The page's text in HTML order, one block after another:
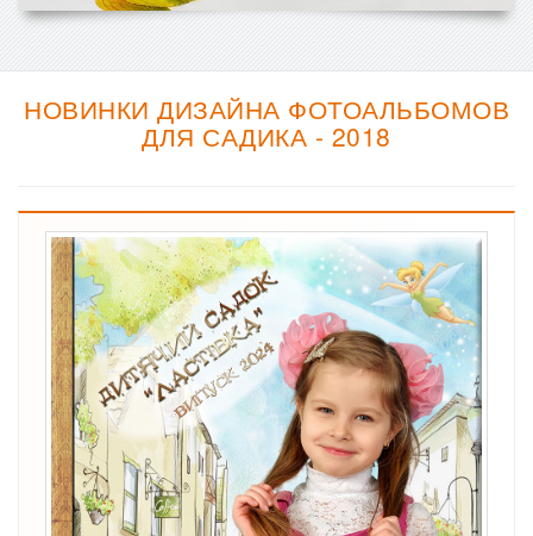
НОВИНКИ ДИЗАЙНА ФОТОАЛЬБОМОВ
ДЛЯ САДИКА - 2018